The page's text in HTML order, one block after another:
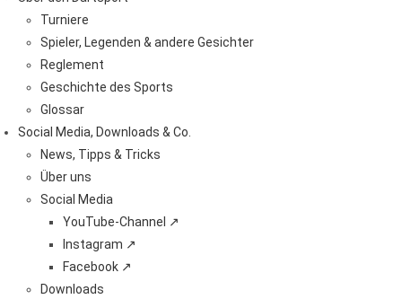
Turniere
Spieler, Legenden & andere Gesichter
Reglement
Geschichte des Sports
Glossar
Social Media, Downloads & Co.
News, Tipps & Tricks
Über uns
Social Media
YouTube-Channel ↗
Instagram ↗
Facebook ↗
Downloads